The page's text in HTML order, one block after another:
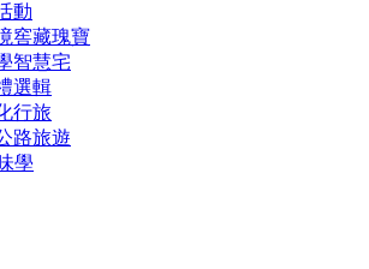
動
窖藏瑰寶
智慧宅
選輯
行旅
路旅遊
學